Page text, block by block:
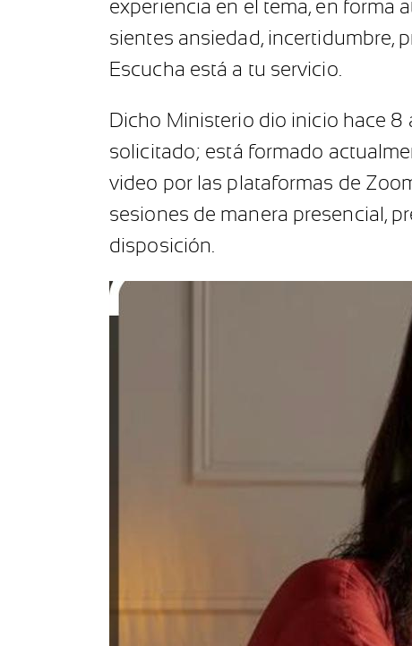
experiencia en el tema, en forma
sientes ansiedad, incertidumbre,
Escucha está a tu servicio.
Dicho Ministerio dio inicio hace
solicitado; está formado
video por las plataformas de
sesiones de manera presencial,
disposición.